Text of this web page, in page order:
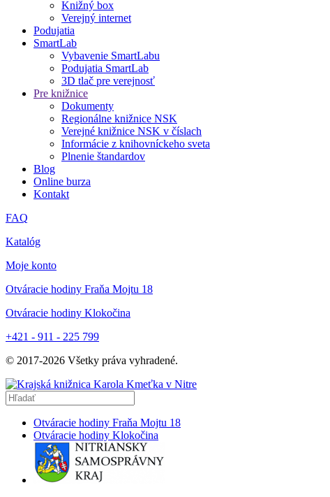
Knižný box
Verejný internet
Podujatia
SmartLab
Vybavenie SmartLabu
Podujatia SmartLab
3D tlač pre verejnosť
Pre knižnice
Dokumenty
Regionálne knižnice NSK
Verejné knižnice NSK v číslach
Informácie z knihovníckeho sveta
Plnenie štandardov
Blog
Online burza
Kontakt
FAQ
Katalóg
Moje konto
Otváracie hodiny Fraňa Mojtu 18
Otváracie hodiny Klokočina
+421 - 911 - 225 799
© 2017-2026 Všetky práva vyhradené.
Otváracie hodiny Fraňa Mojtu 18
Otváracie hodiny Klokočina